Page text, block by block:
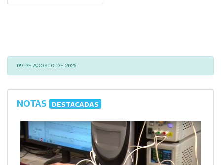
09 DE AGOSTO DE 2026
NOTAS DESTACADAS